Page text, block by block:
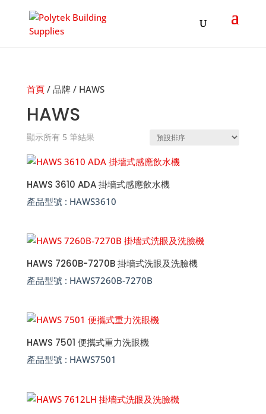
首頁/ 品牌 / HAWS
HAWS
顯示所有 5 筆結果
HAWS 3610 ADA 掛墻式感應飲水機
產品型號 : HAWS3610
HAWS 7260B-7270B 掛墻式洗眼及洗臉機
產品型號 : HAWS7260B-7270B
HAWS 7501 便攜式重力洗眼機
產品型號 : HAWS7501